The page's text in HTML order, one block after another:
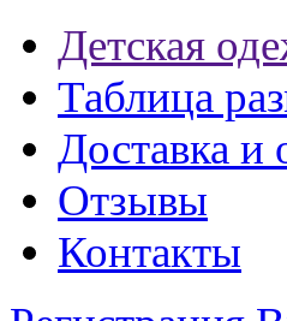
Детская
Таблица
Доставка и
Отзывы
Контакты